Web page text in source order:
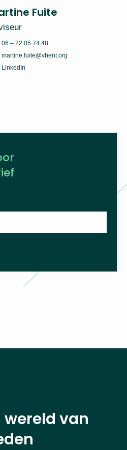
Fuite
06 – 22 05 74 48
martine.fuite@vbent.org
LinkedIn
wereld van